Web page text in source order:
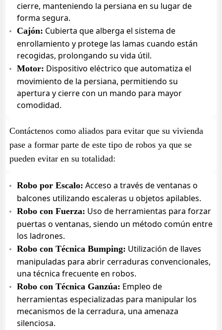
cierre, manteniendo la persiana en su lugar de
forma segura.
Cajón: Cubierta que alberga el sistema de
enrollamiento y protege las lamas cuando están
recogidas, prolongando su vida útil.
Motor: Dispositivo eléctrico que automatiza el
movimiento de la persiana, permitiendo su
apertura y cierre con un mando para mayor
comodidad.
Contáctenos como aliados para evitar que su vivienda
pase a formar parte de este tipo de robos ya que se
pueden evitar en su totalidad:
Robo por Escalo: Acceso a través de ventanas o
balcones utilizando escaleras u objetos apilables.
Robo con Fuerza: Uso de herramientas para forzar
puertas o ventanas, siendo un método común entre
los ladrones.
Robo con Técnica Bumping: Utilización de llaves
manipuladas para abrir cerraduras convencionales,
una técnica frecuente en robos.
Robo con Técnica Ganzúa: Empleo de
herramientas especializadas para manipular los
mecanismos de la cerradura, una amenaza
silenciosa.